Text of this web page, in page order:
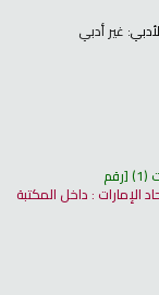
غير أدبي
(1) رقم
الإمارات : داخل المكتبة